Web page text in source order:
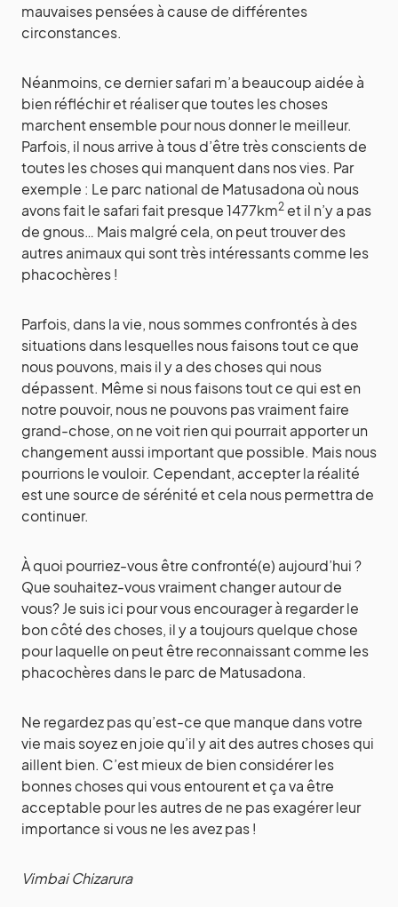
mauvaises pensées à cause de différentes
circonstances.
Néanmoins, ce dernier safari m’a beaucoup aidée à
bien réfléchir et réaliser que toutes les choses
marchent ensemble pour nous donner le meilleur.
Parfois, il nous arrive à tous d’être très conscients de
toutes les choses qui manquent dans nos vies. Par
exemple : Le parc national de Matusadona où nous
avons fait le safari fait presque 1477km2 et il n’y a pas
de gnous… Mais malgré cela, on peut trouver des
autres animaux qui sont très intéressants comme les
phacochères !
Parfois, dans la vie, nous sommes confrontés à des
situations dans lesquelles nous faisons tout ce que
nous pouvons, mais il y a des choses qui nous
dépassent. Même si nous faisons tout ce qui est en
notre pouvoir, nous ne pouvons pas vraiment faire
grand-chose, on ne voit rien qui pourrait apporter un
changement aussi important que possible. Mais nous
pourrions le vouloir. Cependant, accepter la réalité
est une source de sérénité et cela nous permettra de
continuer.
À quoi pourriez-vous être confronté(e) aujourd’hui ?
Que souhaitez-vous vraiment changer autour de
vous? Je suis ici pour vous encourager à regarder le
bon côté des choses, il y a toujours quelque chose
pour laquelle on peut être reconnaissant comme les
phacochères dans le parc de Matusadona.
Ne regardez pas qu’est-ce que manque dans votre
vie mais soyez en joie qu’il y ait des autres choses qui
aillent bien. C’est mieux de bien considérer les
bonnes choses qui vous entourent et ça va être
acceptable pour les autres de ne pas exagérer leur
importance si vous ne les avez pas !
Vimbai Chizarura